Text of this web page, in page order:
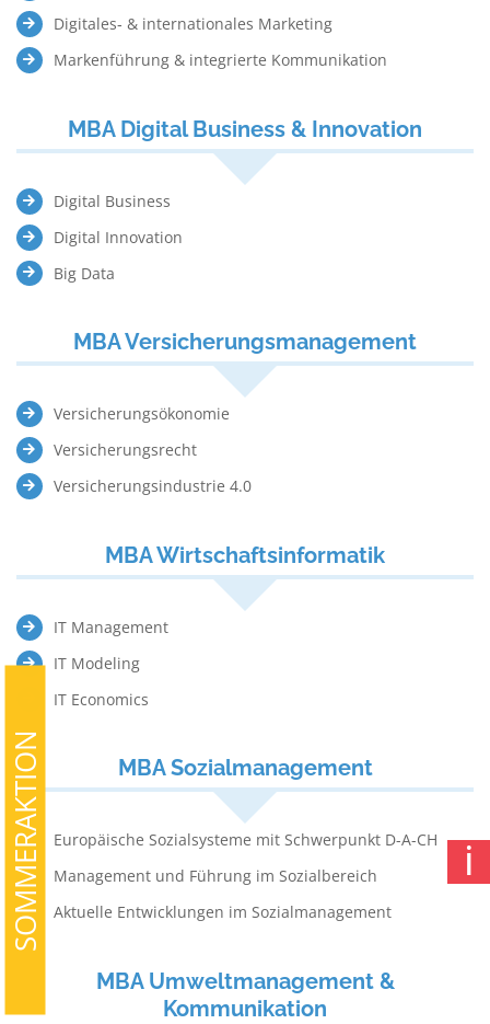
Digitales‐ & internationales Marketing
Markenführung & integrierte Kommunikation
MBA Digital Business & Innovation
Digital Business
Digital Innovation
Big Data
MBA Versicherungsmanagement
Versicherungsökonomie
Versicherungsrecht
Versicherungsindustrie 4.0
MBA Wirtschaftsinformatik
IT Management
IT Modeling
IT Economics
MBA Sozialmanagement
Europäische Sozialsysteme mit Schwerpunkt D-A-CH
Management und Führung im Sozialbereich
Aktuelle Entwicklungen im Sozialmanagement
MBA Umweltmanagement &
Kommunikation
SOMMERAKTION ℹ